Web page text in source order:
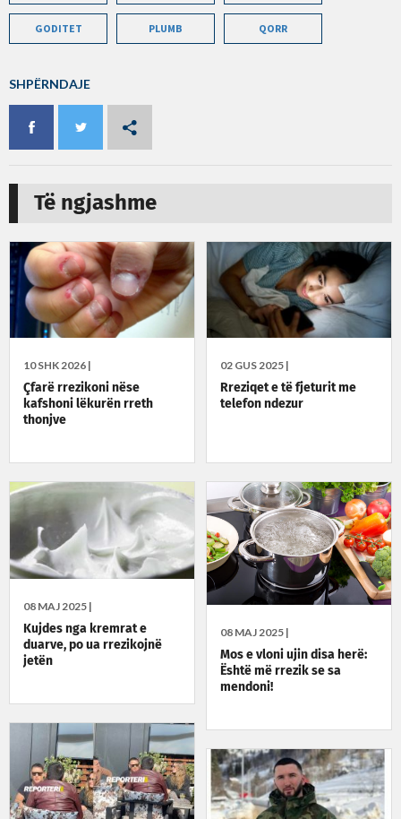
GODITET PLUMB QORR
SHPËRNDAJE
Të ngjashme
10 SHK 2026 |
Çfarë rrezikoni nëse
kafshoni lëkurën rreth
thonjve
02 GUS 2025 |
Rreziqet e të fjeturit me
telefon ndezur
08 MAJ 2025 |
Kujdes nga kremrat e
duarve, po ua rrezikojnë
jetën
08 MAJ 2025 |
Mos e vloni ujin disa herë:
Është më rrezik se sa
mendoni!